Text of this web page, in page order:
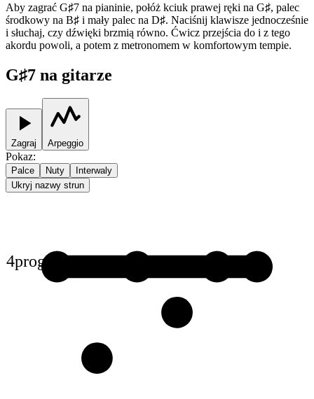
Aby zagrać G♯7 na pianinie, połóż kciuk prawej ręki na G♯, palec
środkowy na B♯ i mały palec na D♯. Naciśnij klawisze jednocześnie
i słuchaj, czy dźwięki brzmią równo. Ćwicz przejścia do i z tego
akordu powoli, a potem z metronomem w komfortowym tempie.
G♯7 na gitarze
Zagraj Arpeggio
Pokaz:
Palce Nuty
Interwaly
Ukryj nazwy strun
4prog